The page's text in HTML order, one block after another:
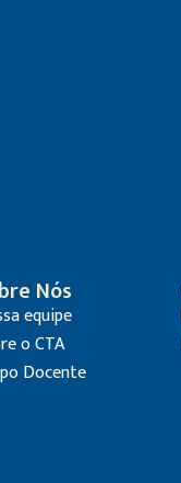
Nós
equipe
o CTA
Docente